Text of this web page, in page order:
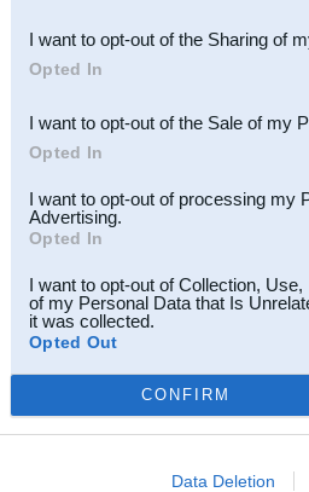
Downstream Participants
third parties.
I want to opt-out of the Sharing of
Opted In
I want to opt-out of the Sale of my
Opted In
I want to opt-out of processing my
Advertising.
Opted In
I want to opt-out of Collection,
of my Personal Data that Is
it was collected.
Opted Out
CONFIRM
Data Deletion